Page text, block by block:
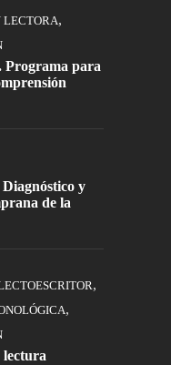
LECTORA,
para
y
de la
,
,
lectura